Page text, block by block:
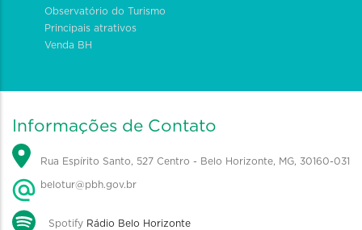
Observatório do Turismo
Principais atrativos
Venda BH
Informações de Contato
Rua Espírito Santo, 527 Centro - Belo Horizonte, MG, 30160-031
belotur@pbh.gov.br
Spotify Rádio Belo Horizonte